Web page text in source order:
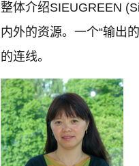
整体介绍SIEUGREEN
内外的资源。一个“输出
的连线。